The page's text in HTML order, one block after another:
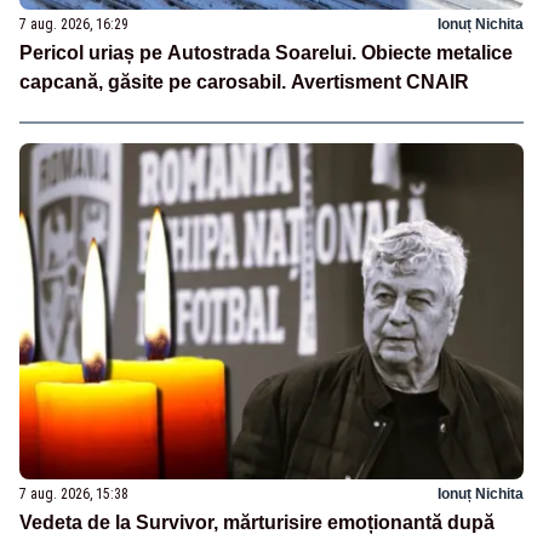
7 aug. 2026, 16:29 Ionuț Nichita
Pericol uriaș pe Autostrada Soarelui. Obiecte metalice
capcană, găsite pe carosabil. Avertisment CNAIR
7 aug. 2026, 15:38 Ionuț Nichita
Vedeta de la Survivor, mărturisire emoționantă după